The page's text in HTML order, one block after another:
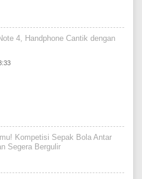
4, Handphone Cantik dengan
Kompetisi Sepak Bola Antar
Segera Bergulir